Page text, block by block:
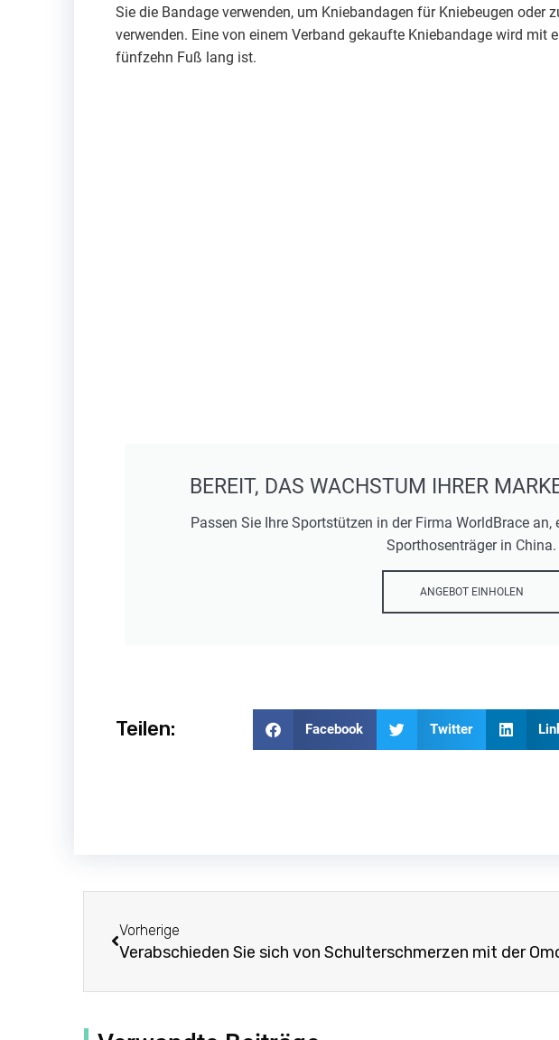
Sie die Bandage verwenden, um Kniebandagen für Kniebeugen oder
verwenden. Eine von einem Verband gekaufte Kniebandage wird mit
fünfzehn Fuß lang ist.
BEREIT, DAS WACHSTUM IHRER
Passen Sie Ihre Sportstützen in der Firma WorldBrace
Sporthosenträger in China.
ANGEBOT EINHOLEN
Teilen: Facebook Twitter
Vorherige